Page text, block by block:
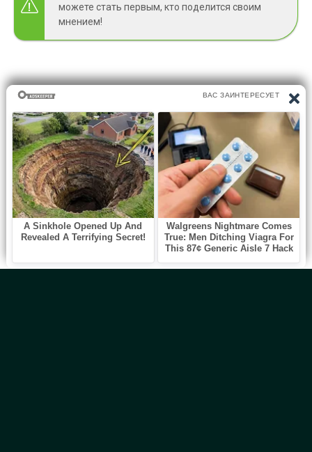
можете стать первым, кто поделится своим
мнением!